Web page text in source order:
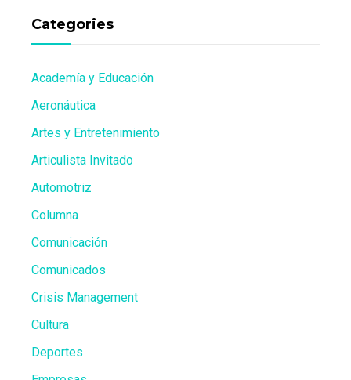
Categories
Academía y Educación
Aeronáutica
Artes y Entretenimiento
Articulista Invitado
Automotriz
Columna
Comunicación
Comunicados
Crisis Management
Cultura
Deportes